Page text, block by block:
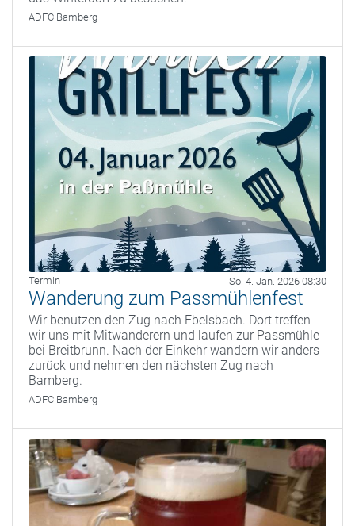
ADFC Bamberg
Termin So. 4. Jan. 2026 08:30
Wanderung zum Passmühlenfest
Wir benutzen den Zug nach Ebelsbach. Dort treffen
wir uns mit Mitwanderern und laufen zur Passmühle
bei Breitbrunn. Nach der Einkehr wandern wir anders
zurück und nehmen den nächsten Zug nach
Bamberg.
ADFC Bamberg